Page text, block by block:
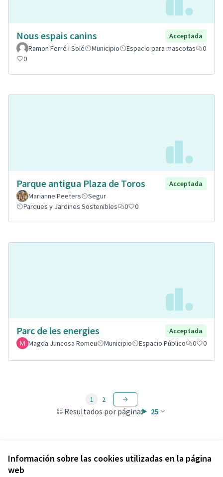
Información sobre las cookies utilizadas en la página
web
Nous espais canins
Acceptada
Ramon Ferré i Solé
Municipio Espacio para mascotas
0
0
Parque antigua Plaza de Toros
Acceptada
Marianne Peeters
Segur
Parques y Jardines Sostenibles
0 0
Parc de les energies
Acceptada
Magda Juncosa Romeu
Municipio Espacio Público 0 0
Resultados por página: 25
1 2
Ver todas las propuestas retiradas